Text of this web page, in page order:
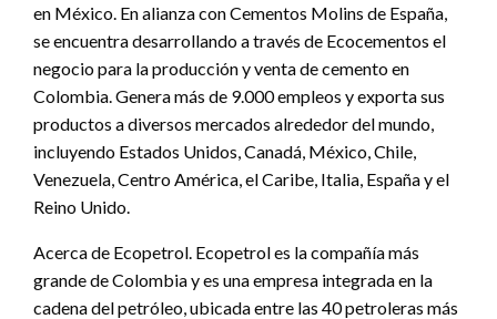
en México. En alianza con Cementos Molins de España,
se encuentra desarrollando a través de Ecocementos el
negocio para la producción y venta de cemento en
Colombia. Genera más de 9.000 empleos y exporta sus
productos a diversos mercados alrededor del mundo,
incluyendo Estados Unidos, Canadá, México, Chile,
Venezuela, Centro América, el Caribe, Italia, España y el
Reino Unido.
Acerca de Ecopetrol. Ecopetrol es la compañía más
grande de Colombia y es una empresa integrada en la
cadena del petróleo, ubicada entre las 40 petroleras más